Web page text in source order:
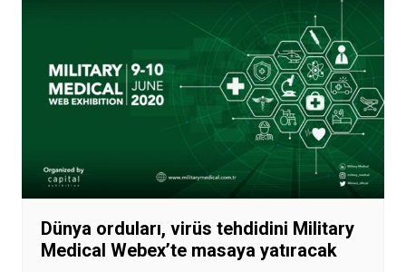
Dünya orduları, virüs tehdidini Military
Medical Webex’te masaya yatıracak